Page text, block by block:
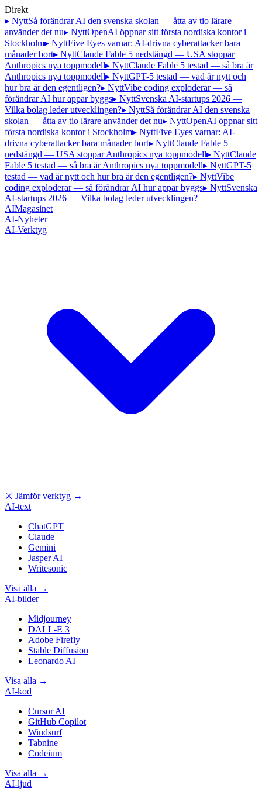
Direkt
▸ NyttSå förändrar AI den svenska skolan — åtta av tio lärare
använder det nu▸ NyttOpenAI öppnar sitt första nordiska kontor i
Stockholm▸ NyttFive Eyes varnar: AI-drivna cyberattacker bara
månader bort▸ NyttClaude Fable 5 nedstängd — USA stoppar
Anthropics nya toppmodell▸ NyttClaude Fable 5 testad — så bra är
Anthropics nya toppmodell▸ NyttGPT-5 testad — vad är nytt och
hur bra är den egentligen?▸ NyttVibe coding exploderar — så
förändrar AI hur appar byggs▸ NyttSvenska AI-startups 2026 —
Vilka bolag leder utvecklingen?▸ NyttSå förändrar AI den svenska
skolan — åtta av tio lärare använder det nu▸ NyttOpenAI öppnar sitt
första nordiska kontor i Stockholm▸ NyttFive Eyes varnar: AI-
drivna cyberattacker bara månader bort▸ NyttClaude Fable 5
nedstängd — USA stoppar Anthropics nya toppmodell▸ NyttClaude
Fable 5 testad — så bra är Anthropics nya toppmodell▸ NyttGPT-5
testad — vad är nytt och hur bra är den egentligen?▸ NyttVibe
coding exploderar — så förändrar AI hur appar byggs▸ NyttSvenska
AI-startups 2026 — Vilka bolag leder utvecklingen?
AIMagasinet
AI-Nyheter
AI-Verktyg
⚔ Jämför verktyg →
AI-text
ChatGPT
Claude
Gemini
Jasper AI
Writesonic
Visa alla →
AI-bilder
Midjourney
DALL-E 3
Adobe Firefly
Stable Diffusion
Leonardo AI
Visa alla →
AI-kod
Cursor AI
GitHub Copilot
Windsurf
Tabnine
Codeium
Visa alla →
AI-ljud